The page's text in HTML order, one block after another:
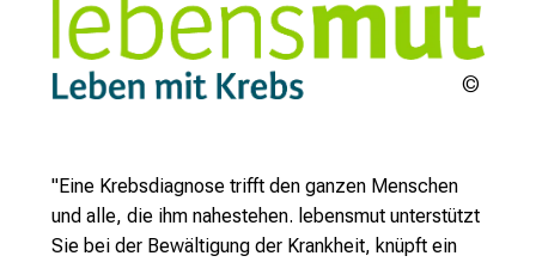
"Eine Krebsdiagnose trifft den ganzen Menschen
und alle, die ihm nahestehen. lebensmut unterstützt
Sie bei der Bewältigung der Krankheit, knüpft ein